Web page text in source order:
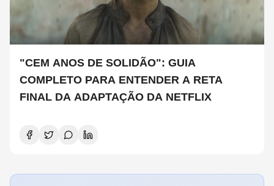
"CEM ANOS DE SOLIDÃO": GUIA
COMPLETO PARA ENTENDER A RETA
FINAL DA ADAPTAÇÃO DA NETFLIX